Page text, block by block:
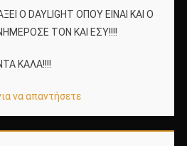
Ο DAYLIGHT ΟΠΟΥ ΕΙΝΑΙ ΚΑΙ Ο
ΤΟΝ ΚΑΙ ΕΣΥ!!!!
ΚΑΛΑ!!!!
να απαντήσετε